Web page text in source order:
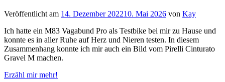
Veröffentlicht am 14. Dezember 202210. Mai 2026 von Kay
Ich hatte ein M83 Vagabund Pro als Testbike bei mir zu Hause und
konnte es in aller Ruhe auf Herz und Nieren testen. In diesem
Zusammenhang konnte ich mir auch ein Bild vom Pirelli Cinturato
Gravel M machen.
Erzähl mir mehr!